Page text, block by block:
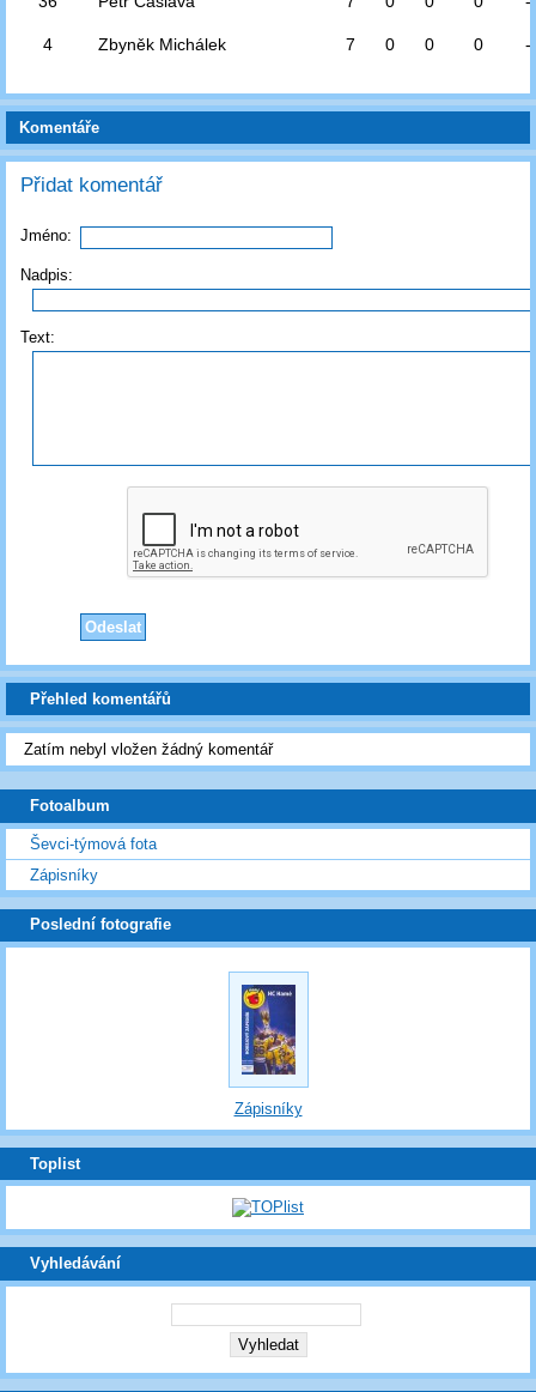
4 Zbyněk Michálek 7 0 0 0 -
Komentáře
Přidat komentář
Jméno:
Nadpis:
Text:
Přehled komentářů
Zatím nebyl vložen žádný komentář
Fotoalbum
Ševci-týmová fota
Zápisníky
Poslední fotografie
Zápisníky
Toplist
Vyhledávání